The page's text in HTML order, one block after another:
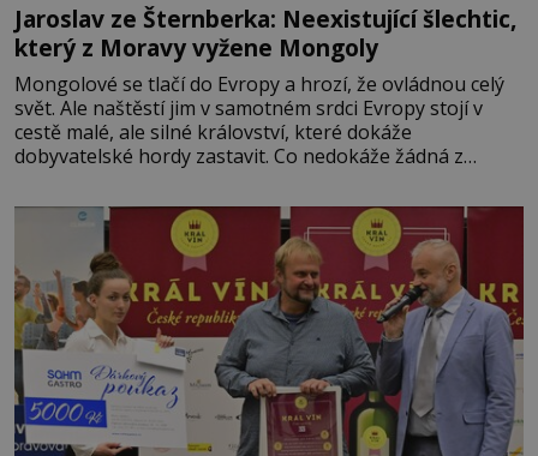
Jaroslav ze Šternberka: Neexistující šlechtic,
který z Moravy vyžene Mongoly
Mongolové se tlačí do Evropy a hrozí, že ovládnou celý
svět. Ale naštěstí jim v samotném srdci Evropy stojí v
cestě malé, ale silné království, které dokáže
dobyvatelské hordy zastavit. Co nedokáže žádná z
král. Nebo že by ne? Mongolové od roku 1223 postupují
podél Kaspického a Azovského moře,